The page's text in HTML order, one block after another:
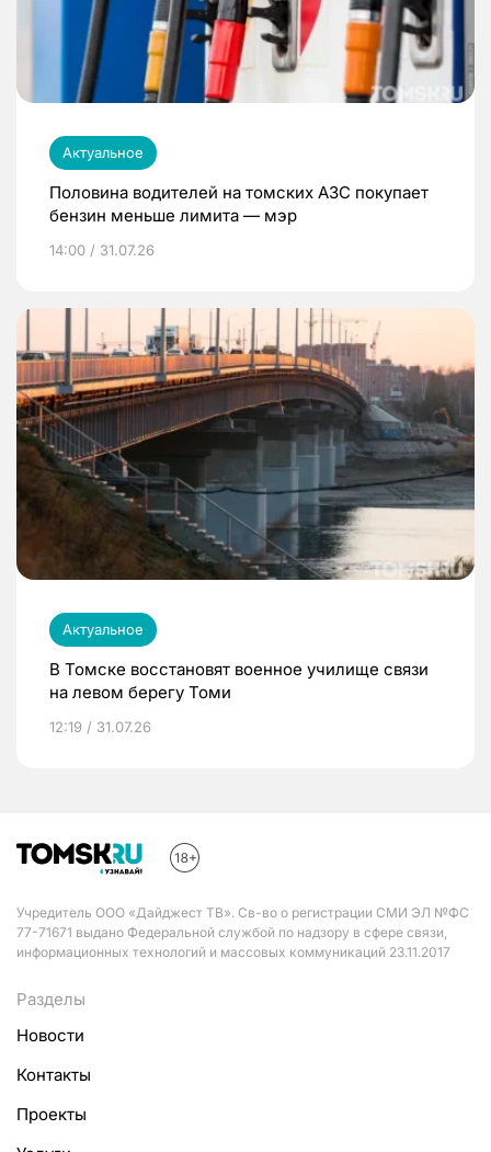
Актуальное
Половина водителей на томских АЗС покупает
бензин меньше лимита — мэр
14:00 / 31.07.26
Актуальное
В Томске восстановят военное училище связи
на левом берегу Томи
12:19 / 31.07.26
Учредитель ООО «Дайджест ТВ». Св-во о регистрации СМИ ЭЛ №ФС
77-71671 выдано Федеральной службой по надзору в сфере связи,
информационных технологий и массовых коммуникаций 23.11.2017
Разделы
Новости
Контакты
Проекты